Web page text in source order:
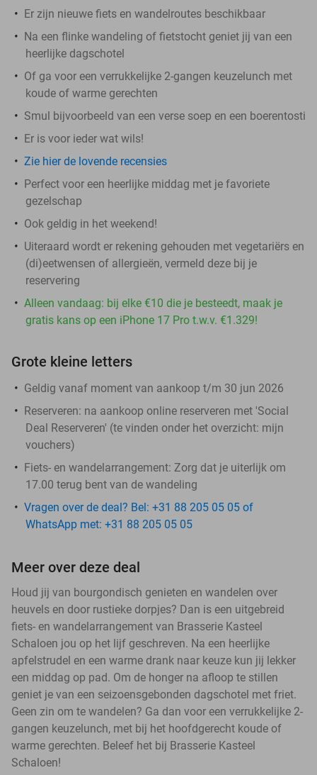
Er zijn nieuwe fiets en wandelroutes beschikbaar
Na een flinke wandeling of fietstocht geniet jij van een
heerlijke dagschotel
Of ga voor een verrukkelijke 2-gangen keuzelunch met
koude of warme gerechten
Smul bijvoorbeeld van een verse soep en een boerentosti
Er is voor ieder wat wils!
Zie hier de lovende recensies
Perfect voor een heerlijke middag met je favoriete
gezelschap
Ook geldig in het weekend!
Uiteraard wordt er rekening gehouden met vegetariërs en
(di)eetwensen of allergieën, vermeld deze bij je
reservering
Alleen vandaag: bij elke €10 die je besteedt, maak je
gratis kans op een iPhone 17 Pro t.w.v. €1.329!
Grote kleine letters
Geldig vanaf moment van aankoop t/m 30 jun 2026
Reserveren: na aankoop online reserveren met 'Social
Deal Reserveren' (te vinden onder het overzicht: mijn
vouchers)
Fiets- en wandelarrangement: Zorg dat je uiterlijk om
17.00 terug bent van de wandeling
Vragen over de deal? Bel: +31 88 205 05 05 of
WhatsApp met: +31 88 205 05 05
Meer over deze deal
Houd jij van bourgondisch genieten en wandelen over
heuvels en door rustieke dorpjes? Dan is een uitgebreid
fiets- en wandelarrangement van Brasserie Kasteel
Schaloen jou op het lijf geschreven. Na een heerlijke
apfelstrudel en een warme drank naar keuze kun jij lekker
een middag op pad. Om de honger na afloop te stillen
geniet je van een seizoensgebonden dagschotel met friet.
Geen zin om te wandelen? Ga dan voor een verrukkelijke 2-
gangen keuzelunch, met bij het hoofdgerecht koude of
warme gerechten. Beleef het bij Brasserie Kasteel
Schaloen!